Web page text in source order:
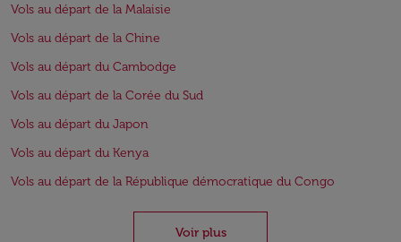
Vols au départ de la Malaisie
Vols au départ de la Chine
Vols au départ du Cambodge
Vols au départ de la Corée du Sud
Vols au départ du Japon
Vols au départ du Kenya
Vols au départ de la République démocratique du Congo
Voir plus